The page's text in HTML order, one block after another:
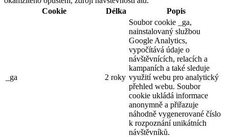
Cookie
Délka Popis
_ga 2 roky
Soubor cookie _ga,
nainstalovaný službou
Google Analytics,
vypočítává údaje o
návštěvnících, relacích a
kampaních a také sleduje
využití webu pro analytický
přehled webu. Soubor
cookie ukládá informace
anonymně a přiřazuje
náhodně vygenerované číslo
k rozpoznání unikátních
návštěvníků.